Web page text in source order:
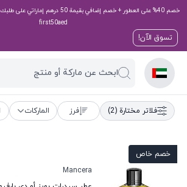
خصم 40% على العطور + خصم إضافي بقيمة
first50aed
تسوق الآن!
ابحث عن ماركة أو منتج
فلاتر مختارة (2) فرز الماركات
خصم خاص
Mancera